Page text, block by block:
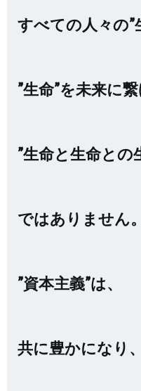
すべての人々の”
”生命”を未来に
”生命と生命との
ではありません。
”資本主義”は、
共に豊かになり、